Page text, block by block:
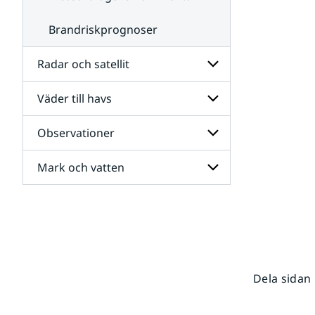
Brandriskprognoser
Radar och satellit
Undersidor
för
Radar
och
satellit
Väder till havs
Undersidor
för
Väder
till
havs
Observationer
Undersidor
för
Mark och vatten
Dela sidan